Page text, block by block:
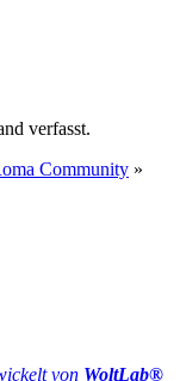
verfasst.
Community »
von WoltLab®